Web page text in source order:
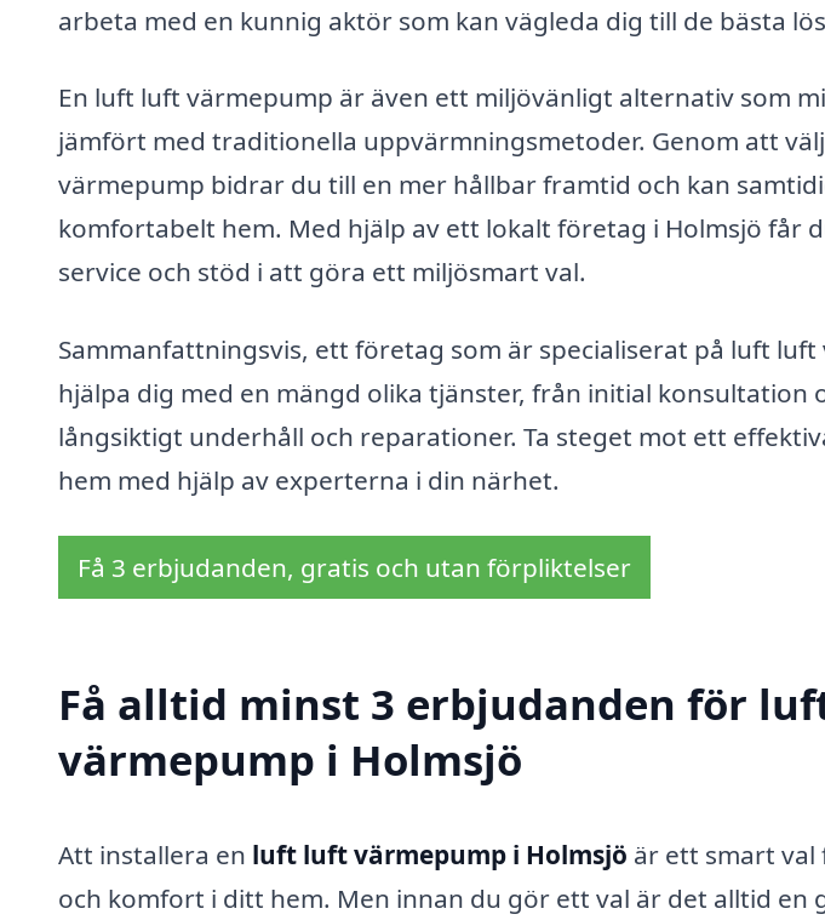
arbeta med en kunnig aktör som kan vägleda dig till de bästa
En luft luft värmepump är även ett miljövänligt alternativ som
jämfört med traditionella uppvärmningsmetoder. Genom att
värmepump bidrar du till en mer hållbar framtid och kan
komfortabelt hem. Med hjälp av ett lokalt företag i Holmsjö får
service och stöd i att göra ett miljösmart val.
Sammanfattningsvis, ett företag som är specialiserat på luft
hjälpa dig med en mängd olika tjänster, från initial konsultation
långsiktigt underhåll och reparationer. Ta steget mot ett
hem med hjälp av experterna i din närhet.
Få 3 erbjudanden, gratis och utan förpliktelser
Få alltid minst 3 erbjudanden för
värmepump i Holmsjö
Att installera en luft luft värmepump i Holmsjö är ett smart
och komfort i ditt hem. Men innan du gör ett val är det alltid en